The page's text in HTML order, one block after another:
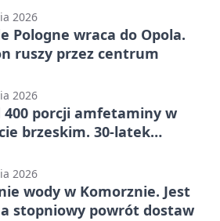
2026
Pologne wraca do Opola.
ruszy przez centrum
2026
400 porcji amfetaminy w
brzeskim. 30-latek
2026
wody w Komorznie. Jest
stopniowy powrót dostaw